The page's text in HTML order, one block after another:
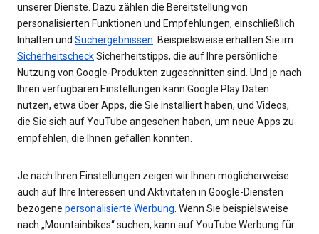
unserer Dienste. Dazu zählen die Bereitstellung von
personalisierten Funktionen und Empfehlungen, einschließlich
Inhalten und Suchergebnissen . Beispielsweise erhalten Sie im
SicherheitscheckSicherheitstipps, die auf Ihre persönliche
Nutzung von Google-Produkten zugeschnitten sind. Und je nach
Ihren verfügbaren Einstellungen kann Google Play Daten
nutzen, etwa über Apps, die Sie installiert haben, und Videos,
die Sie sich auf YouTube angesehen haben, um neue Apps zu
empfehlen, die Ihnen gefallen könnten.
Je nach Ihren Einstellungen zeigen wir Ihnen möglicherweise
auch auf Ihre Interessen und Aktivitäten in Google-Diensten
bezogene personalisierte Werbung . Wenn Sie beispielsweise
nach „Mountainbikes“ suchen, kann auf YouTube Werbung für